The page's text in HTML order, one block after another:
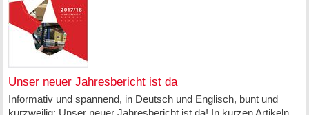
Unser neuer Jahresbericht ist da
Informativ und spannend, in Deutsch und Englisch, bunt und
kurzweilig: Unser neuer Jahresbericht ist da! In kurzen Artikeln